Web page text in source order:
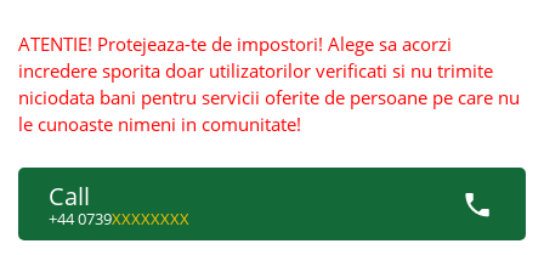
ATENTIE! Protejeaza-te de impostori! Alege sa acorzi
incredere sporita doar utilizatorilor verificati si nu trimite
niciodata bani pentru servicii oferite de persoane pe care nu
le cunoaste nimeni in comunitate!
Call
+44 0739XXXXXXXX